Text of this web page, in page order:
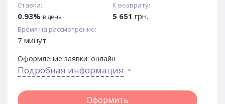
Ставка:
0.93% в день
К возврату:
5 651 грн.
Время на рассмотрение:
7 минут
Оформление заявки: онлайн
Подробная информация
Оформить